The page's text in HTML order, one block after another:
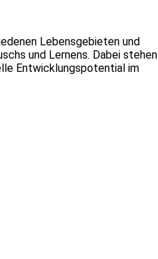
Lebensgebieten und
und Lernens. Dabei stehen
Entwicklungspotential im